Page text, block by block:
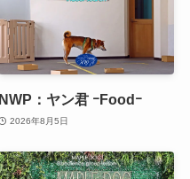
NWP：ヤン君 ｰFoodｰ
2026年8月5日